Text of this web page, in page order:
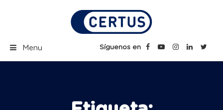
Certus Blog | Carreras
Menu Síguenos en